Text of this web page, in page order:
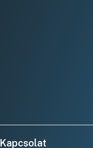
Kapcsolat